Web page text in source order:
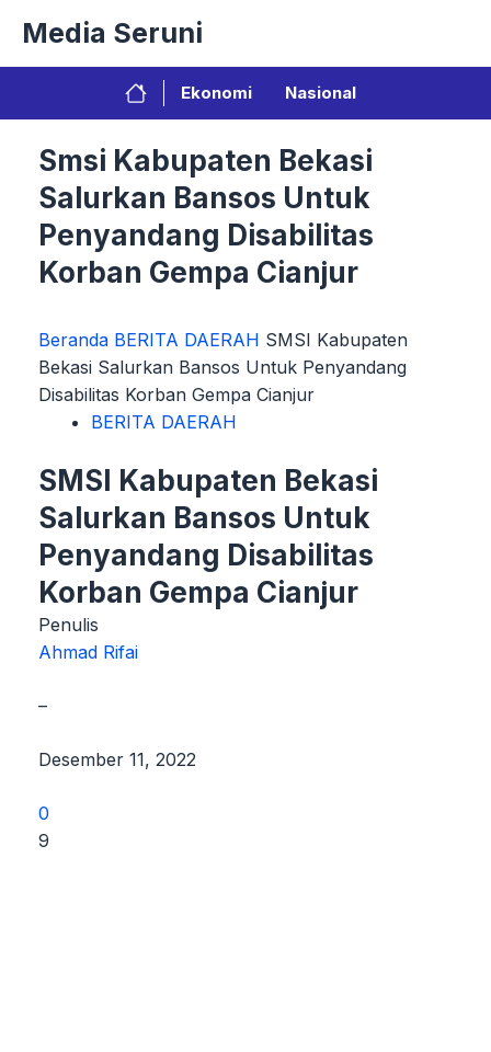
isi
Media Seruni
Ekonomi Nasional
Smsi Kabupaten Bekasi
Salurkan Bansos Untuk
Penyandang Disabilitas
Korban Gempa Cianjur
Beranda BERITA DAERAH SMSI Kabupaten
Bekasi Salurkan Bansos Untuk Penyandang
Disabilitas Korban Gempa Cianjur
BERITA DAERAH
SMSI Kabupaten Bekasi
Salurkan Bansos Untuk
Penyandang Disabilitas
Korban Gempa Cianjur
Penulis
Ahmad Rifai
–
Desember 11, 2022
0
9